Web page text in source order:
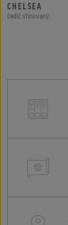
CHELSEA
čedič stínovaný